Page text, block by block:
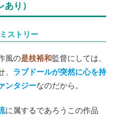
り）
ストリー
風の是枝裕和監督にしては、
、 ラブドールが突然に心を持
ンタジーなのだから。
に属するであろうこの作品